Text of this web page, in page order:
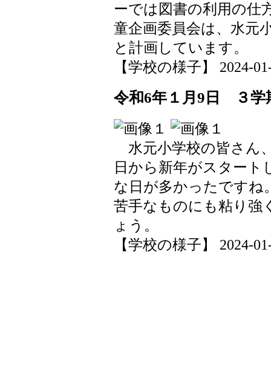
ーでは図書の利用の仕
童企画委員会は、水元
と計画しています。
【学校の様子】 2024-
令和6年１月9日 ３学
水元小学校の皆さん
日から新年がスタート
な日が多かったですね
苦手なものにも粘り強
ょう。
【学校の様子】 2024-